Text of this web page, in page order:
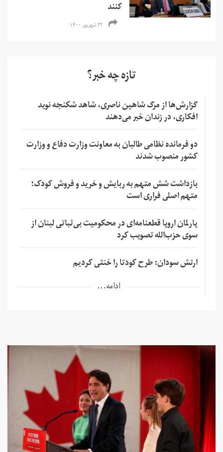
کنند
۲۲ شهریور ۱۴۰۰
تازه چه خبر؟
گزارش‌ها از مرگ شاهین ناصری، شاهد شکنجه نوید
افکاری، در زندان خبر می‌دهند
دو فرمانده نظامی طالبان به معاونت وزارت دفاع و وزارت
کشور منصوب شدند
بازداشت شش متهم به ربایش و خرید و فروش کودک؛
متهم اصلی فراری است
پارلمان اروپا قطعنامه‌ای در محکومیت بی‌ثباتی لبنان از
سوی حزب‌الله تصویب کرد
ارتش سودان: طرح کودتا را خنثی کردیم
ادامه...